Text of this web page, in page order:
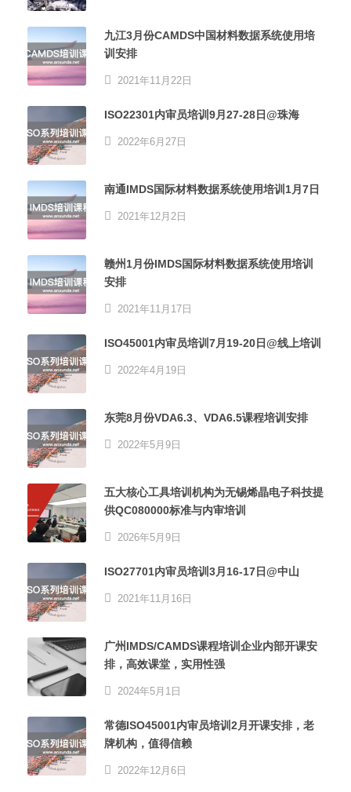
九江3月份CAMDS中国材料数据系统使用培
训安排
2021年11月22日
ISO22301内审员培训9月27-28日@珠海
2022年6月27日
南通IMDS国际材料数据系统使用培训1月7日
2021年12月2日
赣州1月份IMDS国际材料数据系统使用培训
安排
2021年11月17日
ISO45001内审员培训7月19-20日@线上培训
2022年4月19日
东莞8月份VDA6.3、VDA6.5课程培训安排
2022年5月9日
五大核心工具培训机构为无锡烯晶电子科技提
供QC080000标准与内审培训
2026年5月9日
ISO27701内审员培训3月16-17日@中山
2021年11月16日
广州IMDS/CAMDS课程培训企业内部开课安
排，高效课堂，实用性强
2024年5月1日
常德ISO45001内审员培训2月开课安排，老
牌机构，值得信赖
2022年12月6日